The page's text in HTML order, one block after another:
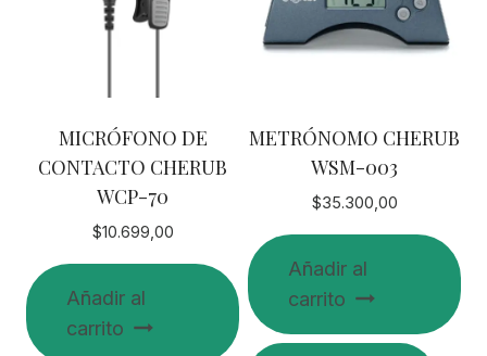
MICRÓFONO DE
CONTACTO CHERUB
WCP-70
$10.699,00
Añadir al
carrito
METRÓNOMO CHERUB
WSM-003
$35.300,00
Añadir al
carrito